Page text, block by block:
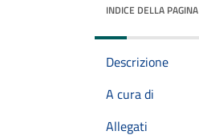
INDICE DELLA PAGINA
Descrizione
A cura di
Allegati